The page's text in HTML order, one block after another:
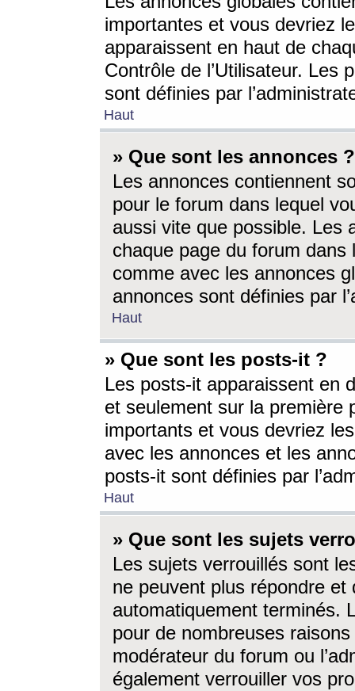
importantes et vous devriez
apparaissent en haut de
Contrôle de l’Utilisateur. Les
sont définies par
Haut
» Que sont les annonces ?
Les annonces contiennent
pour le forum dans lequel
aussi vite que possible. Les
chaque page du forum dans
comme avec les annonces
annonces sont définies par
Haut
» Que sont les posts-it ?
Les posts-it apparaissent en
et seulement sur la première
importants et vous devriez
avec les annonces et les
posts-it sont définies par
Haut
» Que sont les sujets
Les sujets verrouillés sont
ne peuvent plus répondre
automatiquement terminés.
pour de nombreuses
modérateur du forum ou
également verrouiller vos